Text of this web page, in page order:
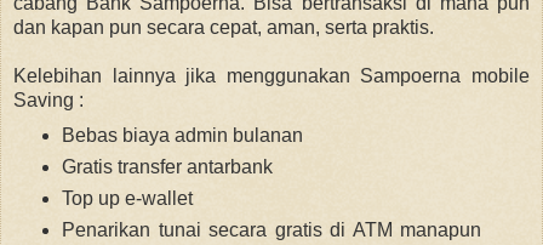
dan kapan pun secara cepat, aman, serta praktis.
Kelebihan lainnya jika menggunakan Sampoerna mobile
Saving :
Bebas biaya admin bulanan
Gratis transfer antarbank
Top up e-wallet
Penarikan tunai secara gratis di ATM manapun